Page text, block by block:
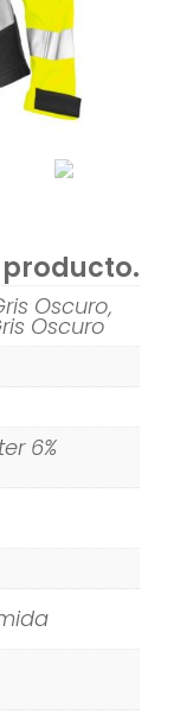
Oscuro,
Oscuro
6%